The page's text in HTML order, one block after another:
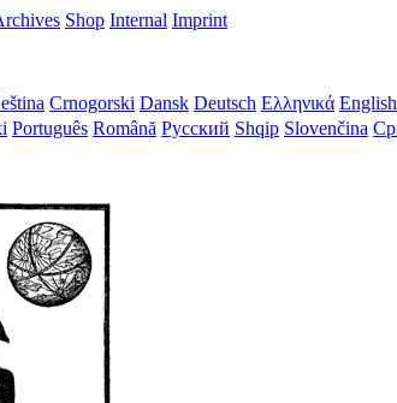
Shop Internal Imprint
Crnogorski Dansk Deutsch Ελληνικά English
Português Română Русский Shqip Slovenčina